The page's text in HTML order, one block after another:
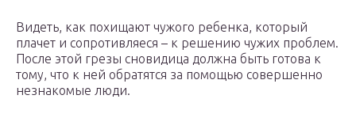
Видеть, как похищают чужого ребенка, который
плачет и сопротивляеся – к решению чужих проблем.
После этой грезы сновидица должна быть готова к
тому, что к ней обратятся за помощью совершенно
незнакомые люди.